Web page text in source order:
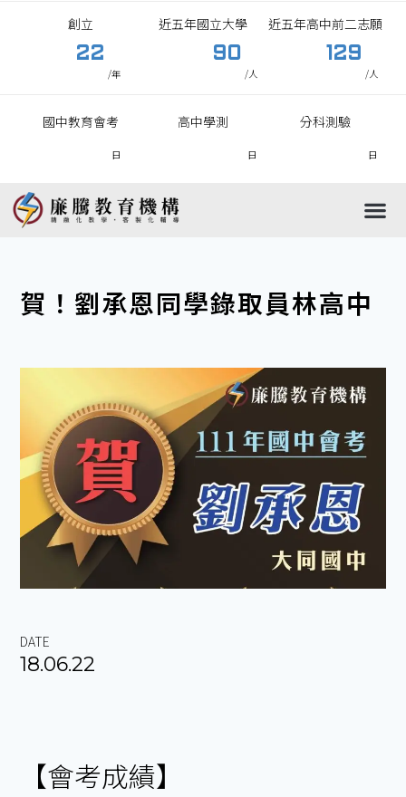
創立
22
/年
近五年國立大學
90
/人
近五年高中前二志願
129
/人
國中教育會考
日
高中學測
日
分科測驗
日
賀！劉承恩同學錄取員林高中
DATE
18.06.22
【會考成績】